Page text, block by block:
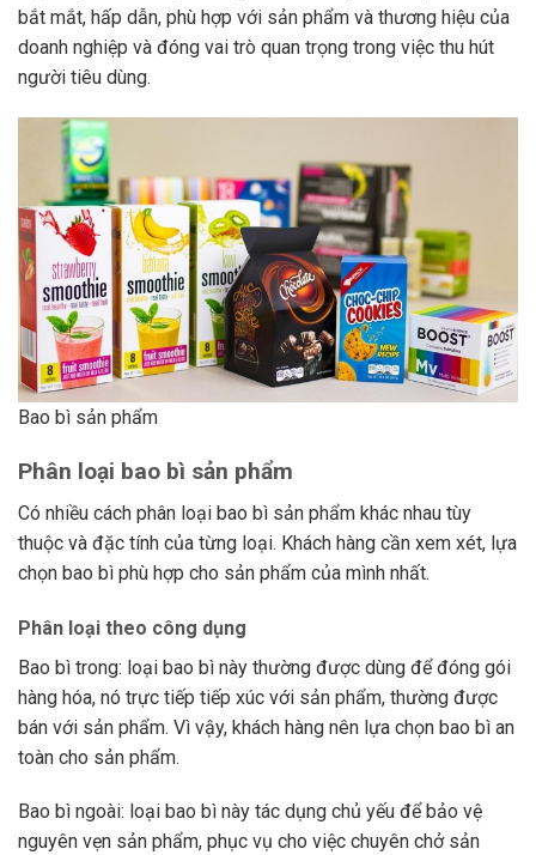
bắt mắt, hấp dẫn, phù hợp với sản phẩm và thương hiệu của
doanh nghiệp và đóng vai trò quan trọng trong việc thu hút
người tiêu dùng.
Bao bì sản phẩm
Phân loại bao bì sản phẩm
Có nhiều cách phân loại bao bì sản phẩm khác nhau tùy
thuộc và đặc tính của từng loại. Khách hàng cần xem xét, lựa
chọn bao bì phù hợp cho sản phẩm của mình nhất.
Phân loại theo công dụng
Bao bì trong: loại bao bì này thường được dùng để đóng gói
hàng hóa, nó trực tiếp tiếp xúc với sản phẩm, thường được
bán với sản phẩm. Vì vậy, khách hàng nên lựa chọn bao bì an
toàn cho sản phẩm.
Bao bì ngoài: loại bao bì này tác dụng chủ yếu để bảo vệ
nguyên vẹn sản phẩm, phục vụ cho việc chuyên chở sản